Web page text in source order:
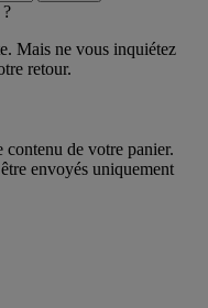
Mais ne vous inquiétez
retour.
de votre panier.
envoyés uniquement